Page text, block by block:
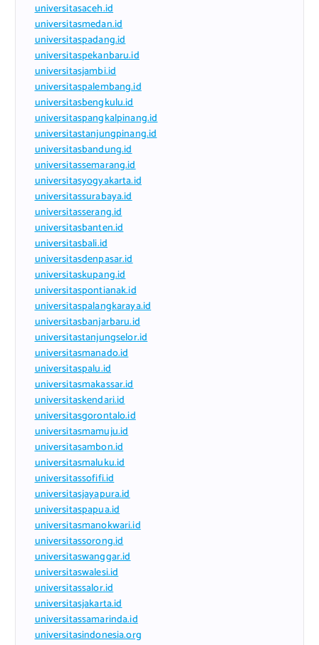
universitasaceh.id
universitasmedan.id
universitaspadang.id
universitaspekanbaru.id
universitasjambi.id
universitaspalembang.id
universitasbengkulu.id
universitaspangkalpinang.id
universitastanjungpinang.id
universitasbandung.id
universitassemarang.id
universitasyogyakarta.id
universitassurabaya.id
universitasserang.id
universitasbanten.id
universitasbali.id
universitasdenpasar.id
universitaskupang.id
universitaspontianak.id
universitaspalangkaraya.id
universitasbanjarbaru.id
universitastanjungselor.id
universitasmanado.id
universitaspalu.id
universitasmakassar.id
universitaskendari.id
universitasgorontalo.id
universitasmamuju.id
universitasambon.id
universitasmaluku.id
universitassofifi.id
universitasjayapura.id
universitaspapua.id
universitasmanokwari.id
universitassorong.id
universitaswanggar.id
universitaswalesi.id
universitassalor.id
universitasjakarta.id
universitassamarinda.id
universitasindonesia.org